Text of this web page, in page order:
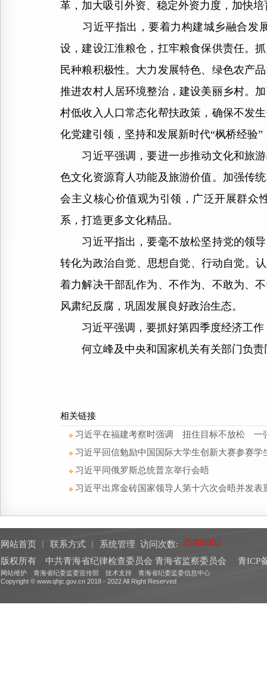
革，加大吸引外资、稳定外资力度，加快
习近平指出，要着力构建城乡融合发展
设，建设江淮粮仓，扛牢粮食保供责任。
民种粮积极性。大力发展特色、绿色农产
推进农村人居环境整治，建设美丽乡村。
村低收入人口常态化帮扶政策，确保不发
化党建引领，坚持和发展新时代“枫桥经验
习近平强调，要进一步推动文化和旅游
色文化资源育人功能及旅游价值。加强传
会主义核心价值观为引领，广泛开展群众
系，打造更多文化精品。
习近平指出，要毫不放松坚持党的领导
转化为政治自觉、思想自觉、行动自觉。
着力解决干部乱作为、不作为、不敢为、
风肃纪反腐，巩固发展良好政治生态。
习近平强调，要抓好第四季度经济工作
何立峰及中央和国家机关有关部门负责
相关链接
习近平在福建考察时强调 扭住目标不放松 一
习近平回信勉励中国国际大学生创新大赛参赛学
习近平同俄罗斯总统普京举行会晤
习近平出席金砖国家领导人第十六次会晤并发表
网站首页 联系方式 系统管理 访问次数:
版权所有 中共青海省纪律检查委员会 青海省监察委员会
青ICP
网站维护 青海省纪委监委宣传部 技术支持 青海省纪委监委信息中心
Copyright © www.qhjc.gov.cn 2018 - 2022 All Right Reserved